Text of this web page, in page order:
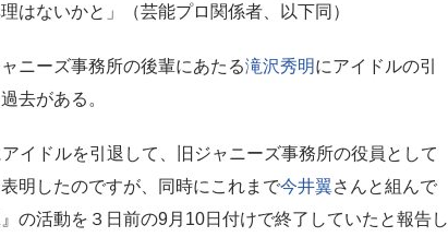
はないかと」（芸能プロ関係者、以下同）
ニーズ事務所の後輩にあたる滝沢秀明にアイドルの引
去がある。
アイドルを引退して、旧ジャニーズ事務所の役員として
明したのですが、同時にこれまで今井翼さんと組んで
の活動を３日前の9月10日付けで終了していたと報告し